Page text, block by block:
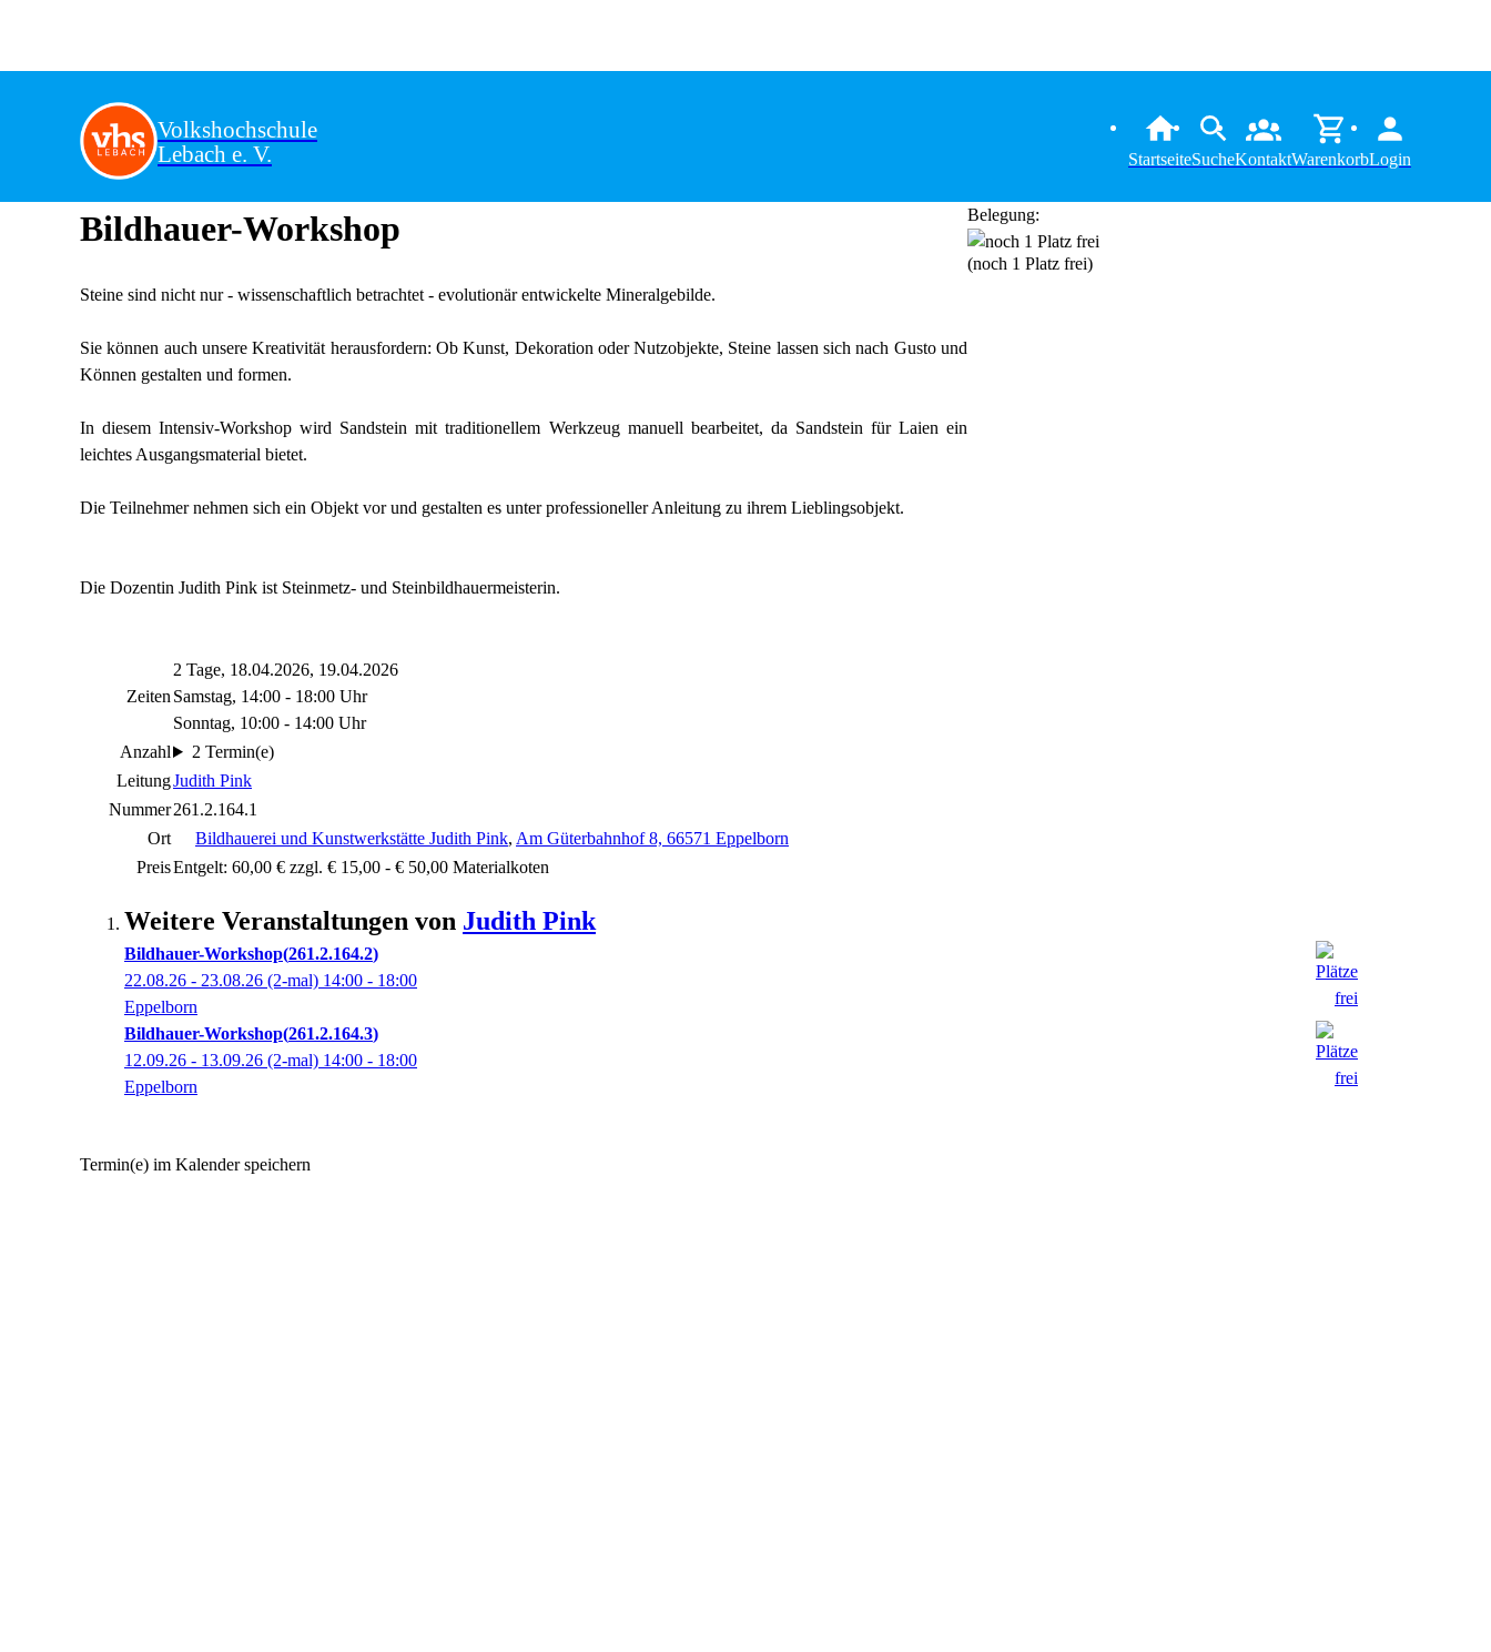
Volkshochschule
Lebach e. V.
StartseiteSucheKontaktWarenkorbLogin
Bildhauer-Workshop
Steine sind nicht nur - wissenschaftlich betrachtet - evolutionär entwickelte Mineralgebilde.
Sie können auch unsere Kreativität herausfordern: Ob Kunst, Dekoration oder Nutzobjekte, Steine lassen sich nach Gusto und
Können gestalten und formen.
In diesem Intensiv-Workshop wird Sandstein mit traditionellem Werkzeug manuell bearbeitet, da Sandstein für Laien ein
leichtes Ausgangsmaterial bietet.
Die Teilnehmer nehmen sich ein Objekt vor und gestalten es unter professioneller Anleitung zu ihrem Lieblingsobjekt.
Die Dozentin Judith Pink ist Steinmetz- und Steinbildhauermeisterin.
Zeiten
2 Tage, 18.04.2026, 19.04.2026
Samstag, 14:00 - 18:00 Uhr
Sonntag, 10:00 - 14:00 Uhr
Anzahl
2 Termin(e)
LeitungJudith Pink
Nummer261.2.164.1
Ort
Bildhauerei und Kunstwerkstätte Judith Pink, Am Güterbahnhof 8, 66571 Eppelborn
PreisEntgelt: 60,00 € zzgl. € 15,00 - € 50,00 Materialkoten
Belegung:
(noch 1 Platz frei)
Weitere Veranstaltungen von Judith Pink
Bildhauer-Workshop 261.2.164.2
22.08.26 - 23.08.26 (2-mal) 14:00 - 18:00
Eppelborn
Bildhauer-Workshop 261.2.164.3
12.09.26 - 13.09.26 (2-mal) 14:00 - 18:00
Eppelborn
Termin(e) im Kalender speichern